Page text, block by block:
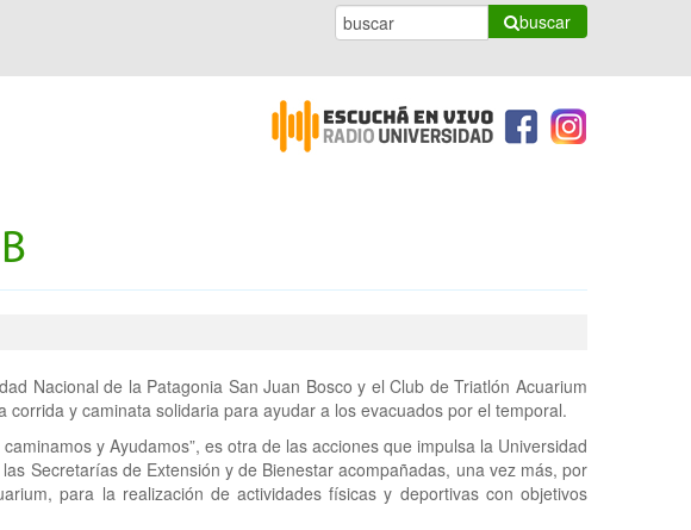
buscar
Nacional de la Patagonia San Juan Bosco y el Club de Triatlón Acuarium
corrida y caminata solidaria para ayudar a los evacuados por el temporal.
caminamos y Ayudamos”, es otra de las acciones que impulsa la Universidad
Secretarías de Extensión y de Bienestar acompañadas, una vez más, por
para la realización de actividades físicas y deportivas con objetivos